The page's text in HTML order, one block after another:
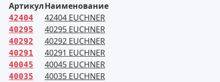
АртикулНаименование
42404 42404 EUCHNER
40295 40295 EUCHNER
40292 40292 EUCHNER
40291 40291 EUCHNER
40045 40045 EUCHNER
40035 40035 EUCHNER